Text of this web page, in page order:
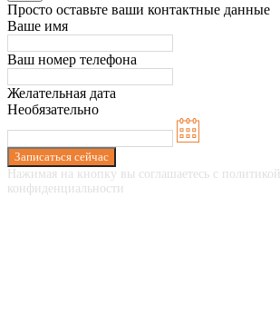
Просто оставьте ваши контактные данные
Ваше имя
Ваш номер телефона
Желательная дата
Необязательно
Записаться сейчас
Нажимая на кнопку вы соглашаетесь с политикой
конфиденциальности